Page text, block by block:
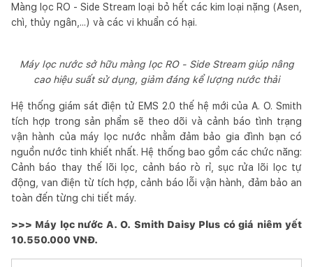
Màng lọc RO - Side Stream loại bỏ hết các kim loại nặng (Asen,
chì, thủy ngân,...) và các vi khuẩn có hại.
Máy lọc nước sở hữu màng lọc RO - Side Stream giúp nâng
cao hiệu suất sử dụng, giảm đáng kể lượng nước thải
Hệ thống giám sát điện tử EMS 2.0 thế hệ mới của A. O. Smith
tích hợp trong sản phẩm sẽ theo dõi và cảnh báo tình trạng
vận hành của máy lọc nước nhằm đảm bảo gia đình bạn có
nguồn nước tinh khiết nhất. Hệ thống bao gồm các chức năng:
Cảnh báo thay thế lõi lọc, cảnh báo rò rỉ, sục rửa lõi lọc tự
động, van điện từ tích hợp, cảnh báo lỗi vận hành, đảm bảo an
toàn đến từng chi tiết máy.
>>> Máy lọc nước A. O. Smith Daisy Plus có giá niêm yết
10.550.000 VNĐ.